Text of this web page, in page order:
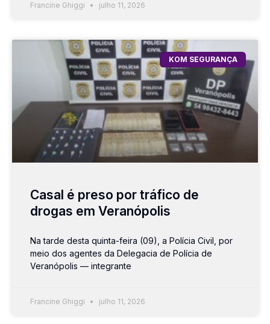
Francine Ghiggi julho 11, 2026
KOM SEGURANÇA
Casal é preso por tráfico de
drogas em Veranópolis
Na tarde desta quinta-feira (09), a Polícia Civil, por
meio dos agentes da Delegacia de Polícia de
Veranópolis — integrante
Francine Ghiggi julho 11, 2026